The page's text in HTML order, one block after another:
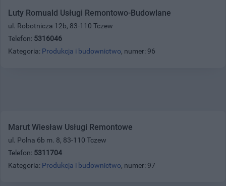
Luty Romuald Usługi Remontowo-Budowlane
ul. Robotnicza 12b, 83-110 Tczew
Telefon: 5316046
Kategoria: Produkcja i budownictwo, numer: 96
Marut Wiesław Usługi Remontowe
ul. Polna 6b m. 8, 83-110 Tczew
Telefon: 5311704
Kategoria: Produkcja i budownictwo, numer: 97